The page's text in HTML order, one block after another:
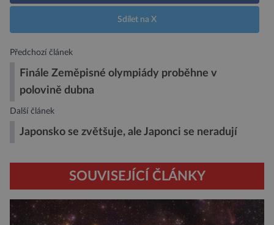
Sdílet na X
Předchozí článek
Finále Zeměpisné olympiády proběhne v
polovině dubna
Další článek
Japonsko se zvětšuje, ale Japonci se neradují
SOUVISEJÍCÍ ČLÁNKY